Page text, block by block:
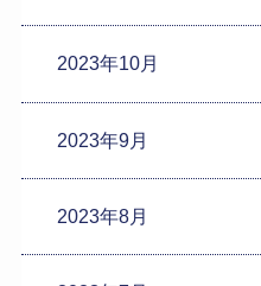
2023年10月
2023年9月
2023年8月